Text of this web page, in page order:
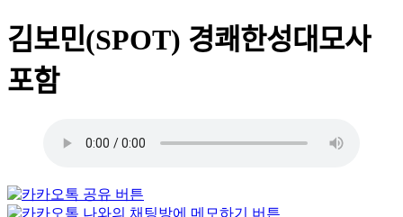
김보민(SPOT) 경쾌한성대모사
포함